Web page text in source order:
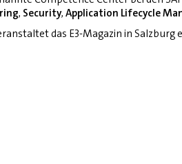
, Security, Application Lifecycle
das E3-Magazin in